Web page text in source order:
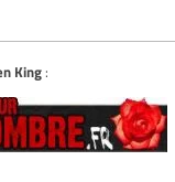
King: